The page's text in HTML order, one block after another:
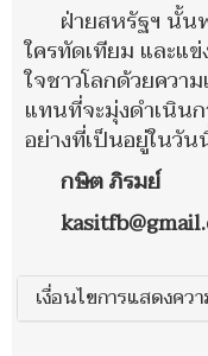
ฝ่ายสหรัฐฯ นั้
ใครทัดเทียม และแ
ใจชาวโลกด้วยควา
แทนที่จะมุ่งดำเนิน
อย่างที่เป็นอยู่ในวัน
กษิต ภิรมย์
เงื่อนไขการแสดงคว